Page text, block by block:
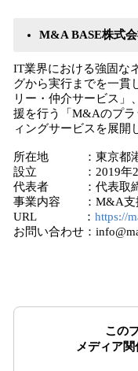
M&A BASE株式
IT業界における強固な
グから実行までを一貫
リー・仲介サービス」
援を行う「M&Aのプ
ィングサービスを展開
所在地 ：東京都港
設立 ：2019年2
代表者 ：代表取締
事業内容 ：M&A支
URL ： https://
お問い合わせ：
この
メディア